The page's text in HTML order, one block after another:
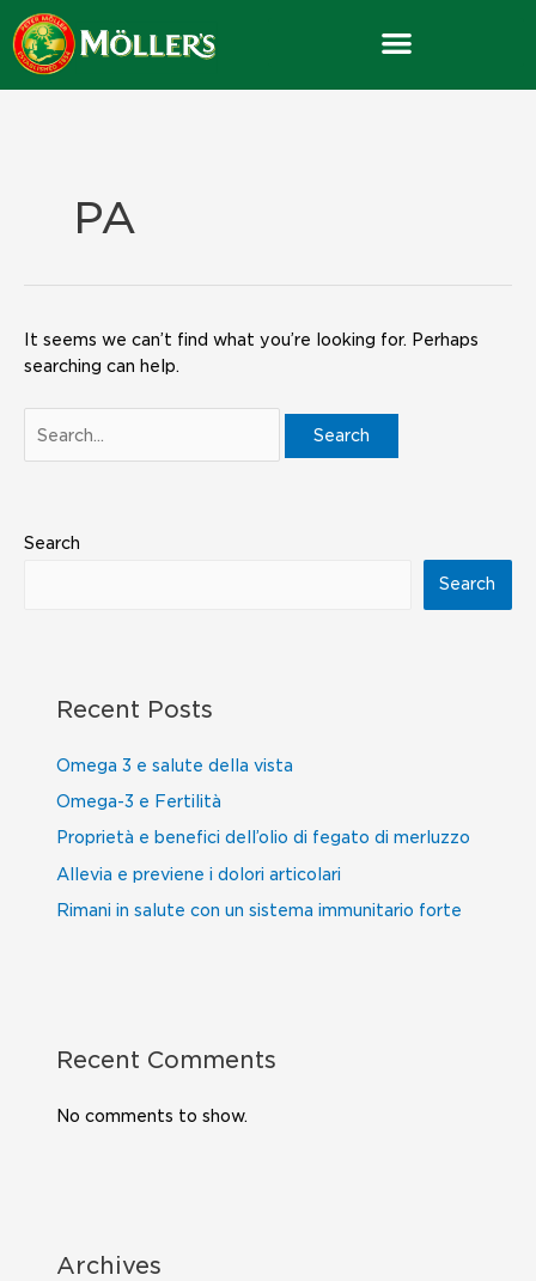
Skip
to
content
PA
It seems we can’t find what you’re looking for. Perhaps
searching can help.
Search
for:
Search
Search
Recent Posts
Omega 3 e salute della vista
Omega-3 e Fertilità
Proprietà e benefici dell’olio di fegato di merluzzo
Allevia e previene i dolori articolari
Rimani in salute con un sistema immunitario forte
Recent Comments
No comments to show.
Archives